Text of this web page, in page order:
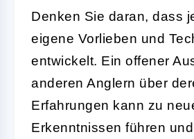
Denken Sie daran, dass
eigene Vorlieben und
entwickelt. Ein offener
anderen Anglern über
Erfahrungen kann zu
Erkenntnissen führen